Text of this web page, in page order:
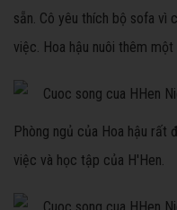
sẵn. Cô yêu thích bộ sofa vì
việc. Hoa hậu nuôi thêm
Phòng ngủ của Hoa hậu rất
việc và học tập của H'Hen.